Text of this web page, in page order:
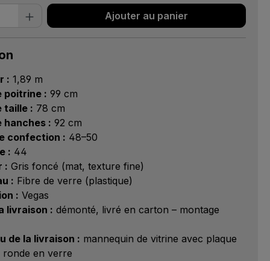
de produit : Entrez la quantité
Ajouter au panier
: 1,89 m
poitrine : 99 cm
taille : 78 cm
hanches : 92 cm
confection : 48–50
: 44
: Gris foncé (mat, texture fine)
: Fibre de verre (plastique)
: Vegas
livraison : démonté, livré en carton – montage
de la livraison : mannequin de vitrine avec plaque
ronde en verre